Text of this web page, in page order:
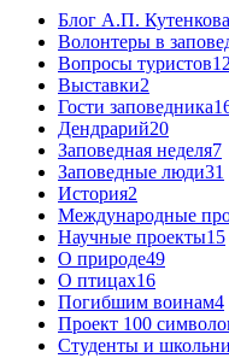
Блог А.П. Кутенкова
Волонтеры в
Вопросы туристов12
Выставки2
Гости заповедника
Дендрарий20
Заповедная неделя7
Заповедные люди31
История2
Международные
Научные проекты15
О природе49
О птицах16
Погибшим воинам4
Проект 100
Студенты и